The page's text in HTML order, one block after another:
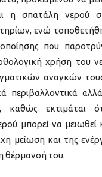
η σπατάλη νερού
ενώ
που
χρήση του
αναγκών
περιβαλλοντικά
καθώς εκτιμάται
μπορεί να μειωθεί
μείωση και της
θέρμανσή του.